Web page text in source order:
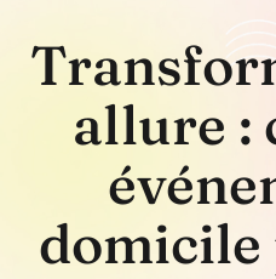
allure :
domicile